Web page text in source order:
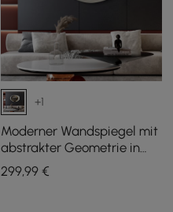
+1
Moderner Wandspiegel mit
abstrakter Geometrie in
Weiß und Gold als
Dekoration für
299,99€